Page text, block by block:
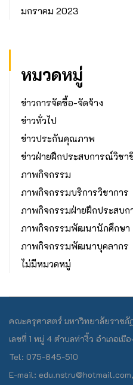
มกราคม 2023
หมวดหมู่
ข่าวการจัดซื้อ-จัดจ้าง
ข่าวทั่วไป
ข่าวประกันคุณภาพ
ข่าวฝ่ายฝึกประสบการณ์วิชา
ภาพกิจกรรม
ภาพกิจกรรมบริการวิชาการ
ภาพกิจกรรมฝ่ายฝึกประสบ
ภาพกิจกรรมพัฒนานักศึกษา
ภาพกิจกรรมพัฒนาบุคลากร
ไม่มีหมวดหมู่
คณะครุศาสตร์ มหาวิทยาลัยราชภั
เลขที่ 1 หมู่ 4 ตำบลท่างิ้ว อำเภอเ
Tel: 075-845-510
E-mail: